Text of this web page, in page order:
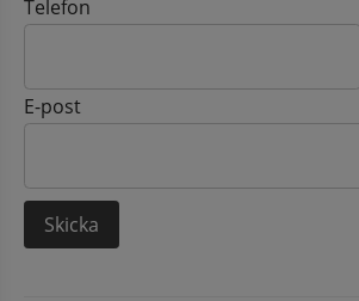
Telefon
E-post